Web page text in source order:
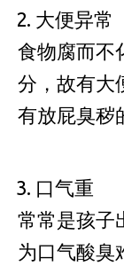
大便异常
食物腐而不
分，故有大
有放屁臭秽
口气重
常常是孩子
为口气酸臭